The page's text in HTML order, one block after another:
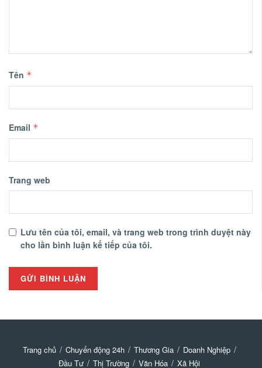
Tên *
Email *
Trang web
Lưu tên của tôi, email, và trang web trong trình duyệt này
cho lần bình luận kế tiếp của tôi.
Trang chủ Chuyển động 24h Thương Gia
Doanh Nghiệp
Đầu Tư
Thị Trường Văn Hóa Xã Hội